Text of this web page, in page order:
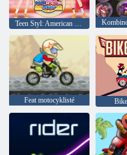
Feat motocyklisté